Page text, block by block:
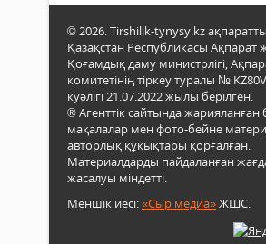
© 2026. Tirshilik-tynysy.kz
Қазақстан Республикасы Ақпарат
Қоғамдық даму министрлігі,
комитетінің тіркеу туралы №
куәлігі 21.07.2022 жылы берілген.
® Агенттік сайтында жарияланған
мақалалар мен фото-бейне
авторлық құқықтары қорғалған.
Материалдарды пайдаланған
жасалуы міндетті.
Меншік иесі:«Сыр медиа»ЖШС.